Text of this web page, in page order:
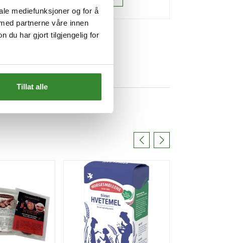
mediefunksjoner og for å
partnerne våre innen
du har gjort tilgjengelig for
Tillat alle